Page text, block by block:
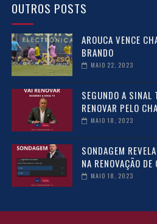
OUTROS POSTS
AROUCA VENCE
BRANDO
MAIO 22, 2023
SEGUNDO A
RENOVAR PELO
MAIO 18, 2023
SONDAGEM
NA RENOVAÇÃO DE
MAIO 18, 2023